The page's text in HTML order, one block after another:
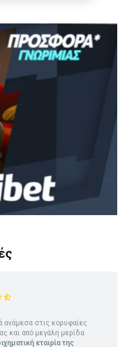
ανάμεσα στις κορυφαίες
και από μεγάλη μερίδα
εταιρία της